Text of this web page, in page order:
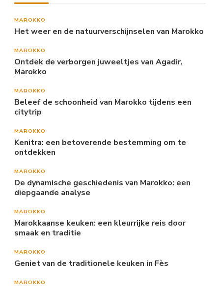
MAROKKO
Het weer en de natuurverschijnselen van Marokko
MAROKKO
Ontdek de verborgen juweeltjes van Agadir,
Marokko
MAROKKO
Beleef de schoonheid van Marokko tijdens een
citytrip
MAROKKO
Kenitra: een betoverende bestemming om te
ontdekken
MAROKKO
De dynamische geschiedenis van Marokko: een
diepgaande analyse
MAROKKO
Marokkaanse keuken: een kleurrijke reis door
smaak en traditie
MAROKKO
Geniet van de traditionele keuken in Fès
MAROKKO